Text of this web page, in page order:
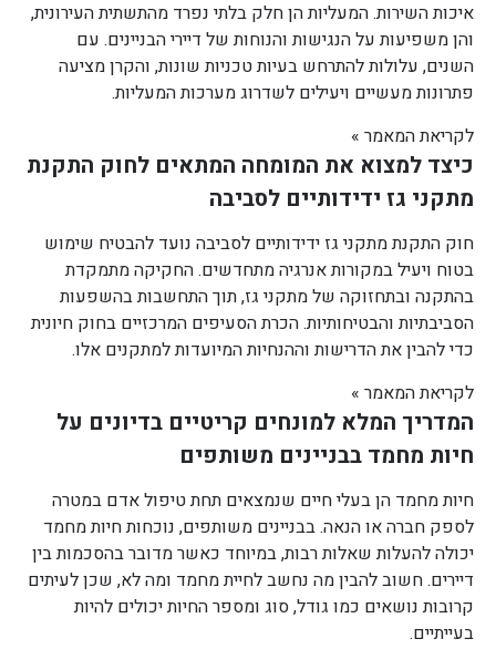
איכות השירות. המעליות הן חלק בלתי נפרד מהתשתית העירונית,
והן משפיעות על הנגישות והנוחות של דיירי הבניינים. עם
השנים, עלולות להתרחש בעיות טכניות שונות, והקרן מציעה
פתרונות מעשיים ויעילים לשדרוג מערכות המעליות.
לקריאת המאמר »
כיצד למצוא את המומחה המתאים לחוק התקנת
מתקני גז ידידותיים לסביבה
חוק התקנת מתקני גז ידידותיים לסביבה נועד להבטיח שימוש
בטוח ויעיל במקורות אנרגיה מתחדשים. החקיקה מתמקדת
בהתקנה ובתחזוקה של מתקני גז, תוך התחשבות בהשפעות
הסביבתיות והבטיחותיות. הכרת הסעיפים המרכזיים בחוק חיונית
כדי להבין את הדרישות וההנחיות המיועדות למתקנים אלו.
לקריאת המאמר »
המדריך המלא למונחים קריטיים בדיונים על
חיות מחמד בבניינים משותפים
חיות מחמד הן בעלי חיים שנמצאים תחת טיפול אדם במטרה
לספק חברה או הנאה. בבניינים משותפים, נוכחות חיות מחמד
יכולה להעלות שאלות רבות, במיוחד כאשר מדובר בהסכמות בין
דיירים. חשוב להבין מה נחשב לחיית מחמד ומה לא, שכן לעיתים
קרובות נושאים כמו גודל, סוג ומספר החיות יכולים להיות
בעייתיים.